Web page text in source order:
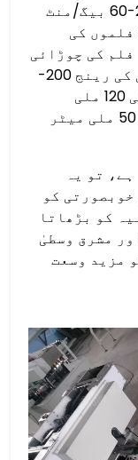
اس سامان کی پیکجنگ کی رفتار 20-60 بیگ/منٹ
کی
کی چوڑائی
350 ملی میٹر تک، بیگ کی لمبائی کی رینج 200-
550 ملی میٹر، پیکجنگ کی چوڑائی 120 ملی
میٹر، اور پیکجنگ کی اونچائی ≤ 50 ملی میٹر
تو یہ
کو
کو بڑھاتا
مشرق وسطیٰ
مزید وسعت